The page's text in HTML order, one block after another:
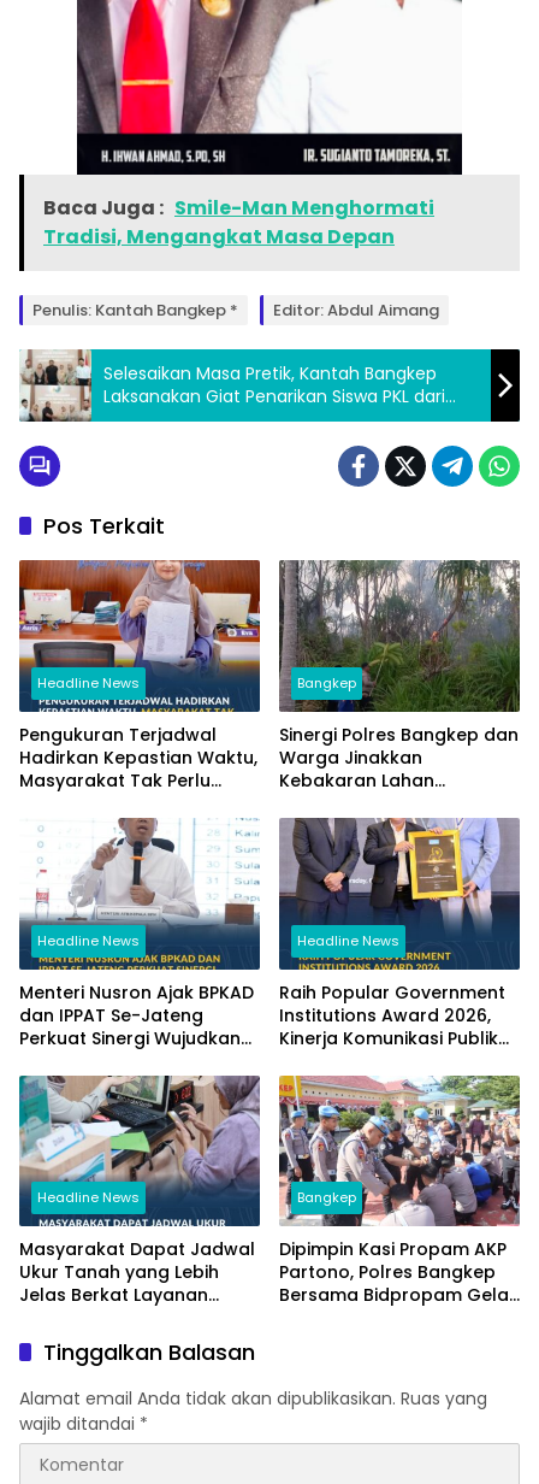
Baca Juga : Smile-Man Menghormati
Tradisi, Mengangkat Masa Depan
Penulis: Kantah Bangkep * Editor: Abdul Aimang
Selesaikan Masa Pretik, Kantah Bangkep
Laksanakan Giat Penarikan Siswa PKL dari
SMKN Pelteng
Pos Terkait
Headline News
Pengukuran Terjadwal
Hadirkan Kepastian Waktu,
Masyarakat Tak Perlu
Pertanahan
Bangkep
Sinergi Polres Bangkep dan
Warga Jinakkan
Kebakaran Lahan
Headline News
Menteri Nusron Ajak BPKAD
dan IPPAT Se-Jateng
Perkuat Sinergi Wujudkan
Pertanahan
Headline News
Raih Popular Government
Institutions Award 2026,
Kinerja Komunikasi Publik
Kembali Diakui
Headline News
Masyarakat Dapat Jadwal
Ukur Tanah yang Lebih
Jelas Berkat Layanan
Bangkep
Dipimpin Kasi Propam AKP
Partono, Polres Bangkep
Bersama Bidpropam Gelar
Tinggalkan Balasan
Alamat email Anda tidak akan dipublikasikan. Ruas yang
wajib ditandai *